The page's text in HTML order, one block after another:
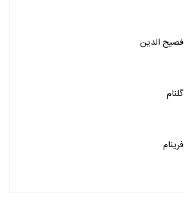
فصیح الدین
گلنام
فرینام